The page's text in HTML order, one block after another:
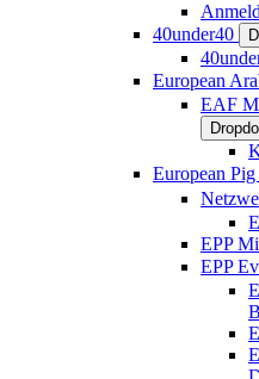
40under40
European
EAF
European
EPP
EPP